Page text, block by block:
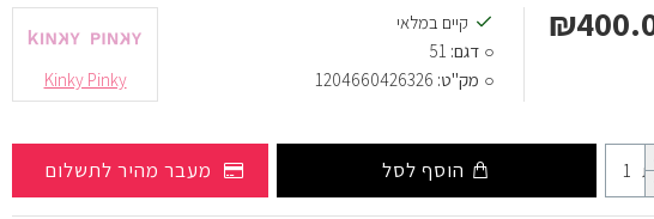
קיים במלאי
דגם: 51
מק"ט: 1204660426326
Kinky Pinky
הוסף לסל מעבר מהיר לתשלום